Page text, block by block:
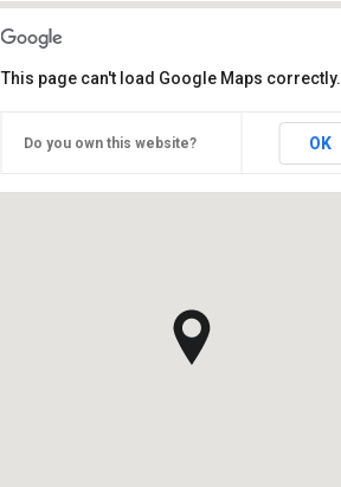
This page can't load Google Maps correctly.
Do you own this website? OK